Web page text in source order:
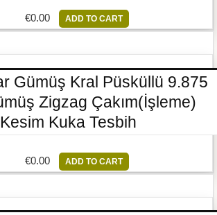
€0.00 ADD TO CART
Gümüş Kral Püsküllü 9.875
Zigzag Çakım(İşleme)
Kuka Tesbih
€0.00 ADD TO CART